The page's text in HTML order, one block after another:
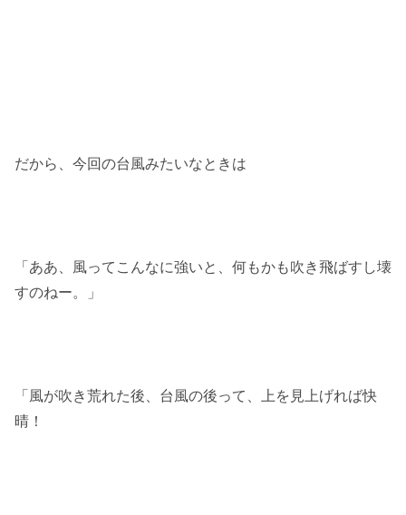
だから、今回の台風みたいなときは
「ああ、風ってこんなに強いと、何もかも吹き飛ばすし壊
すのねー。」
「風が吹き荒れた後、台風の後って、上を見上げれば快
晴！